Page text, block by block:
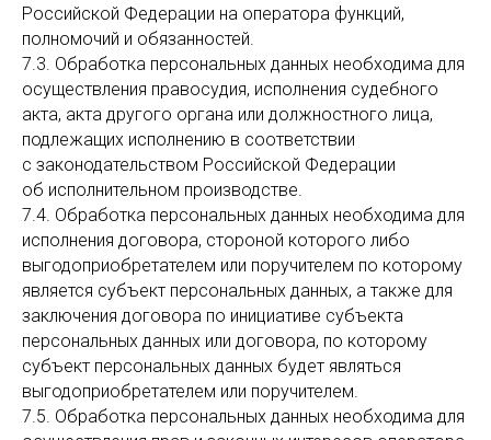
Российской Федерации на оператора функций,
полномочий и обязанностей.
7.3. Обработка персональных данных необходима для
осуществления правосудия, исполнения судебного
акта, акта другого органа или должностного лица,
подлежащих исполнению в соответствии
с законодательством Российской Федерации
об исполнительном производстве.
7.4. Обработка персональных данных необходима для
исполнения договора, стороной которого либо
выгодоприобретателем или поручителем по которому
является субъект персональных данных, а также для
заключения договора по инициативе субъекта
персональных данных или договора, по которому
субъект персональных данных будет являться
выгодоприобретателем или поручителем.
7.5. Обработка персональных данных необходима для